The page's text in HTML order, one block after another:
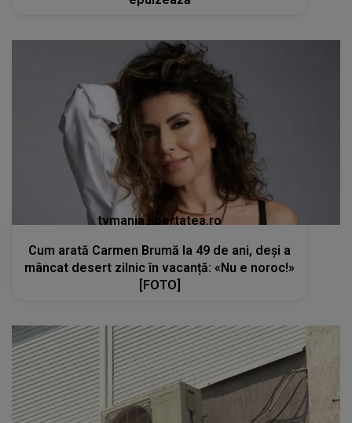
tvmania.libertatea.ro
Cum arată Carmen Brumă la 49 de ani, deși a
mâncat desert zilnic în vacanță: «Nu e noroc!»
[FOTO]